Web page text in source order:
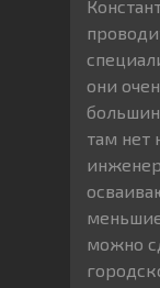
они
там нет
можно